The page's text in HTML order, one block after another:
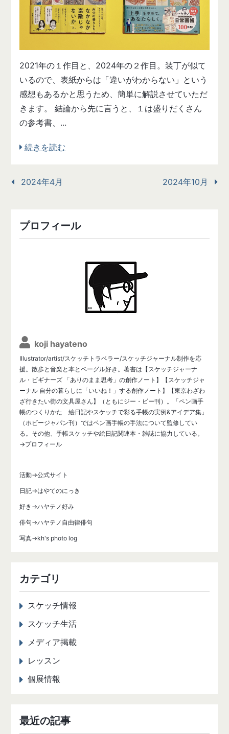
2021年の１作目と、2024年の２作目。装丁が似て
いるので、表紙からは「違いがわからない」という
感想もあるかと思うため、簡単に解説させていただ
きます。 結論から先に言うと、１は盛りだくさん
の参考書、...
続きを読む
2024年4月 2024年10月
プロフィール
koji hayateno
Illustrator/artist/スケッチトラベラー/スケッチジャーナル制作を応
援。散歩と音楽と本とベーグル好き。著書は【スケッチジャーナ
ル・ビギナーズ 「ありのまま思考」の創作ノート】【スケッチジャ
ーナル 自分の暮らしに「いいね！」する創作ノート】【東京わざわ
ざ行きたい街の文具屋さん】（ともにジー・ビー刊）。「ペン画手
帳のつくりかた 絵日記やスケッチで彩る手帳の実例&アイデア集」
（ホビージャパン刊）ではペン画手帳の手法について監修してい
る。その他、手帳スケッチや絵日記関連本・雑誌に協力している。
→プロフィール
活動→公式サイト
日記→はやてのにっき
好き→ハヤテノ好み
俳句→ハヤテノ自由律俳句
写真→kh's photo log
カテゴリ
スケッチ情報
スケッチ生活
メディア掲載
レッスン
個展情報
最近の記事